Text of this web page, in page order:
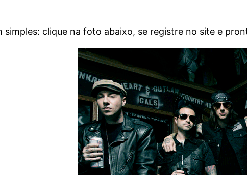
simples: clique na foto abaixo, se registre no site e